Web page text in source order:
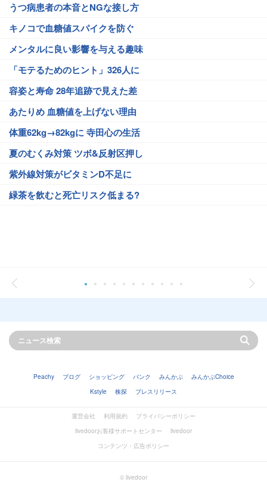
うつ病患者の本音とNGな接し方
キノコで血糖値スパイクを防ぐ
メンタルに良い影響を与える趣味
「モテるためのヒント」326人に
容姿と寿命 28年追跡で見えた差
あたりめ 血糖値を上げない理由
体重62kg→82kgに 寺田心の生活
夏のむくみ対策 ツボ&反射区押し
紫外線対策がビタミンD不足に
緑茶を飲むと死亡リスク低まる?
Peachy ブログ ショッピング バンク みんかぶ
みんかぶChoice
Kstyle
株探 プレスリリース
運営会社 利用規約
プライバシーポリシー
livedoorお客様サポートセンター
livedoor
コンテンツ・広告ポリシー
© livedoor